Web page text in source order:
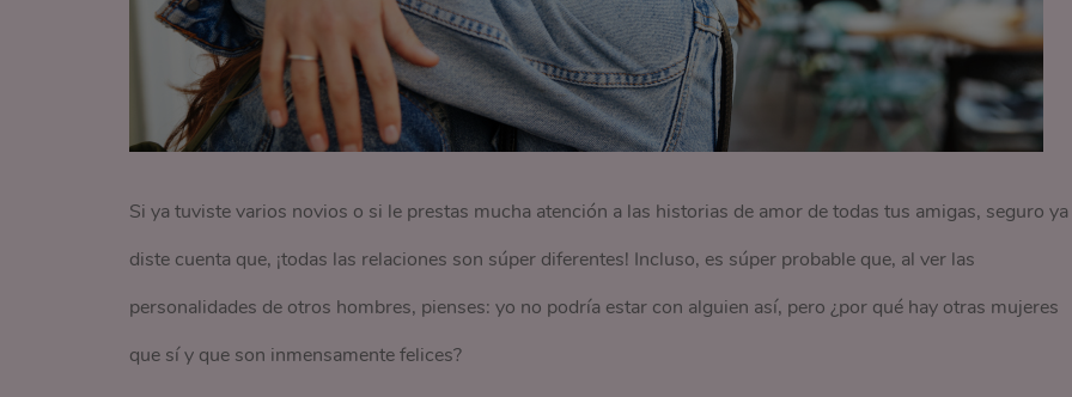
Si ya tuviste varios novios o si le prestas mucha atención a las historias de amor de todas tus amigas, seguro ya
diste cuenta que, ¡todas las relaciones son súper diferentes! Incluso, es súper probable que, al ver las
personalidades de otros hombres, pienses: yo no podría estar con alguien así, pero ¿por qué hay otras mujeres
que sí y que son inmensamente felices?